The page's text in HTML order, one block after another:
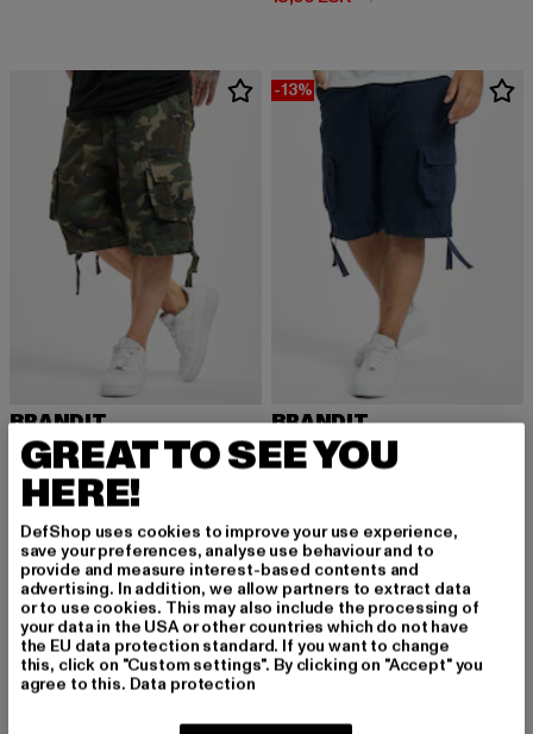
BRANDIT
Urban Legend
37,99 EUR
Derzeitiger Preis: 37,99 EUR
-13%
BRANDIT
Urban Legend
34,79 EUR
Derzeitiger Preis: 34,79 EUR
39,99 EUR
Basketball Shorts für Herren: Stil und Funktionalität
auf und abseits des Spielfelds
Basketball Shorts für Herren sind weit mehr als nur
Sportbekleidung – sie sind ein Symbol für Stil und
Ursprünglich für den Sport entwickelt, haben sich Basketball
GREAT TO SEE YOU
HERE!
DefShop uses cookies to improve your use experience,
save your preferences, analyse use behaviour and to
provide and measure interest-based contents and
advertising. In addition, we allow partners to extract data
or to use cookies. This may also include the processing of
your data in the USA or other countries which do not have
the EU data protection standard. If you want to change
this, click on "Custom settings". By clicking on "Accept" you
agree to this. Data protection